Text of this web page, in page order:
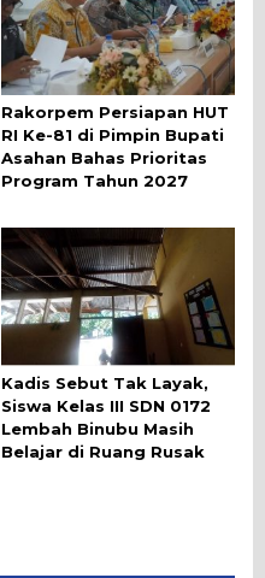
Rakorpem Persiapan HUT
RI Ke-81 di Pimpin Bupati
Asahan Bahas Prioritas
Program Tahun 2027
Kadis Sebut Tak Layak,
Siswa Kelas III SDN 0172
Lembah Binubu Masih
Belajar di Ruang Rusak